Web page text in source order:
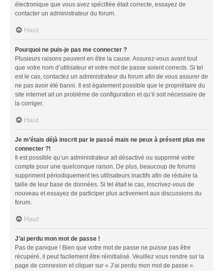
électronique que vous avez spécifiée était correcte, essayez de
contacter un administrateur du forum.
Haut
Pourquoi ne puis-je pas me connecter ?
Plusieurs raisons peuvent en être la cause. Assurez-vous avant tout
que votre nom d’utilisateur et votre mot de passe soient corrects. Si tel
est le cas, contactez un administrateur du forum afin de vous assurer de
ne pas avoir été banni. Il est également possible que le propriétaire du
site internet ait un problème de configuration et qu’il soit nécessaire de
la corriger.
Haut
Je m’étais déjà inscrit par le passé mais ne peux à présent plus me
connecter ?!
Il est possible qu’un administrateur ait désactivé ou supprimé votre
compte pour une quelconque raison. De plus, beaucoup de forums
suppriment périodiquement les utilisateurs inactifs afin de réduire la
taille de leur base de données. Si tel était le cas, inscrivez-vous de
nouveau et essayez de participer plus activement aux discussions du
forum.
Haut
J’ai perdu mon mot de passe !
Pas de panique ! Bien que votre mot de passe ne puisse pas être
récupéré, il peut facilement être réinitialisé. Veuillez vous rendre sur la
page de connexion et cliquer sur « J’ai perdu mon mot de passe ».